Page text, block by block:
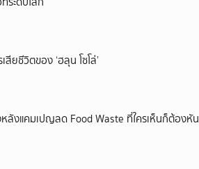
สียชีวิตของ ‘ฮลุน โซโล่’
หลังแคมเปญลด Food Waste ที่ใครเห็นก็ต้องหัน